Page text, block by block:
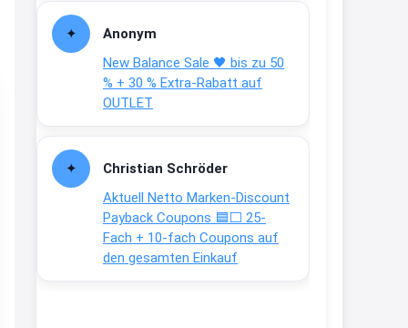
Anonym
New Balance Sale 🖤 bis zu 50
% + 30 % Extra-Rabatt auf
OUTLET
Christian Schröder
Aktuell Netto Marken-Discount
Payback Coupons 🟦⬜ 25-
Fach + 10-fach Coupons auf
den gesamten Einkauf
↩
Joachim
Gratis personalisierte 7-Tage
Ration Micronährstoffe/ Vitamine
↩
Joachim